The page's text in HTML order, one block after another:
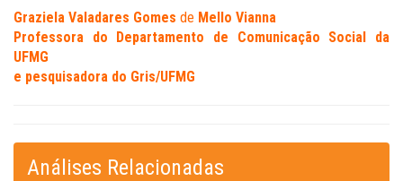
Graziela Valadares Gomes de Mello Vianna
Professora do Departamento de Comunicação Social da
UFMG
e pesquisadora do Gris/UFMG
Análises Relacionadas